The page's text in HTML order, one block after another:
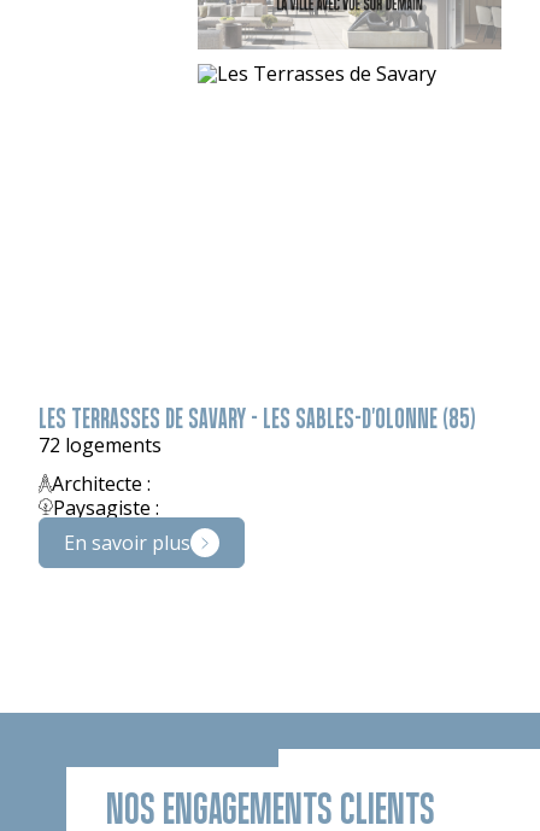
LES TERRASSES DE SAVARY - LES SABLES-D'OLONNE (85)
72 logements
Architecte :
Paysagiste :
En savoir plus
NOS ENGAGEMENTS CLIENTS